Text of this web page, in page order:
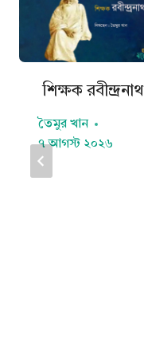
শিক্ষক রবীন্দ্রনাথ
তৈমুর খান
৭ আগস্ট ২০২৬